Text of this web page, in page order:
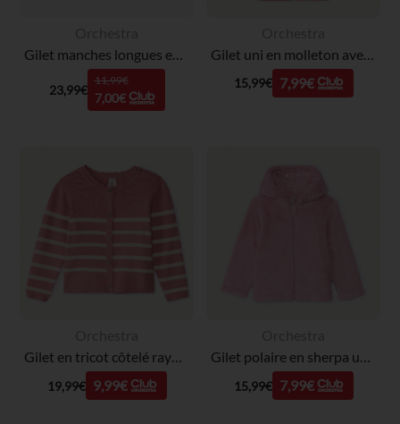
23,99€
11,99€
7,00€
15,99€ 7,99€
Gilet en tricot côtelé rayé pour bébé fille
19,99€ 9,99€
Gilet polaire en sherpa uni avec capuche pour bébé fille
15,99€ 7,99€